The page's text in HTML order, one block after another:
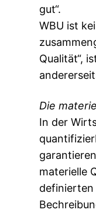
gut“.
WBU ist
Qualität“,
Die
In der
materielle
definierten